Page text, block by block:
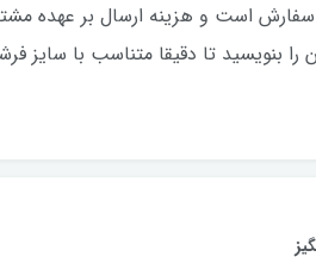
سفارش است و هزینه ارسال بر عهده
تا دقیقا متناسب با سایز